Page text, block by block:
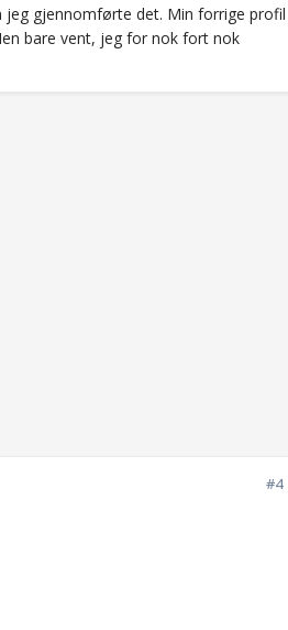
jeg gjennomførte det. Min forrige profil
bare vent, jeg for nok fort nok
#4